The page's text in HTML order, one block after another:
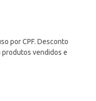
por CPF. Desconto
produtos vendidos e